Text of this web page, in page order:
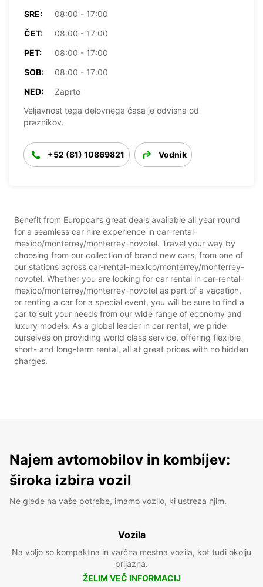
SRE:
08:00 - 17:00
ČET:
08:00 - 17:00
PET:
08:00 - 17:00
SOB:
08:00 - 17:00
NED:
Zaprto
Veljavnost tega delovnega časa je odvisna od
praznikov.
+52 (81) 10869821 Vodnik
Benefit from Europcar’s great deals available all year round
for a seamless car hire experience in car-rental-
mexico/monterrey/monterrey-novotel. Travel your way by
choosing from our collection of brand new cars, from one of
our stations across car-rental-mexico/monterrey/monterrey-
novotel. Whether you are looking for car rental in car-rental-
mexico/monterrey/monterrey-novotel as part of a vacation,
or renting a car for a special event, you will be sure to find a
car to suit your needs from our wide range of economy and
luxury models. As a global leader in car rental, we pride
ourselves on providing world class service, offering flexible
short- and long-term rental, all at great prices with no hidden
charges.
Najem avtomobilov in kombijev:
široka izbira vozil
Ne glede na vaše potrebe, imamo vozilo, ki ustreza njim.
Vozila
Na voljo so kompaktna in varčna mestna vozila, kot tudi okolju
prijazna.
ŽELIM VEČ INFORMACIJ